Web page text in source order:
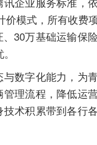
价模式，所有收费
30万基础运输保
数字化能力，为
理流程，降低运
术积累带到各行